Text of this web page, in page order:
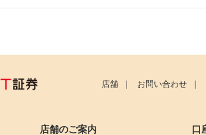
店舗 お問い合わせ
店舗のご案内 口